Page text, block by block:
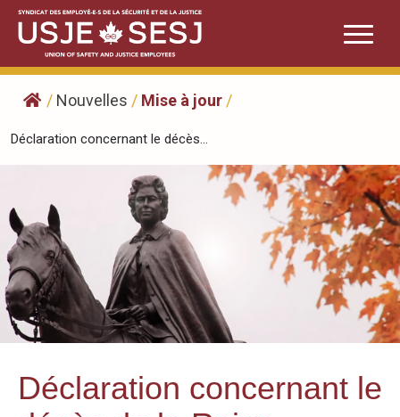
Skip
content
/ Nouvelles / Mise à jour /
Déclaration concernant le décès...
Déclaration concernant le